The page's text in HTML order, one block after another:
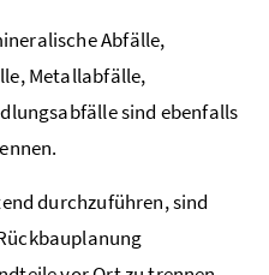
Abfälle,
Metallabfälle,
sind ebenfalls
durchzuführen, sind